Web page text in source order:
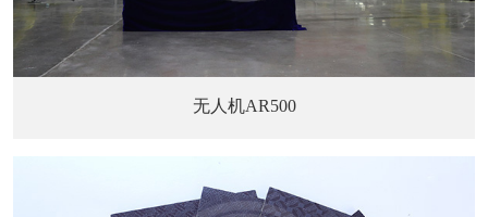
无人机AR500